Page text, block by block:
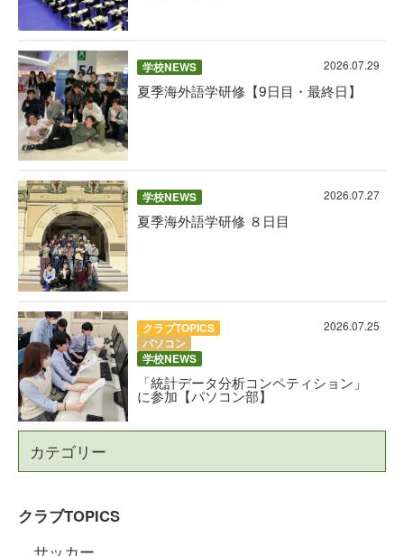
学校NEWS 2026.07.29
夏季海外語学研修【9日目・最終日】
学校NEWS 2026.07.27
夏季海外語学研修 ８日目
クラブTOPICS
パソコン
学校NEWS
2026.07.25
「統計データ分析コンペティション」
に参加【パソコン部】
カテゴリー
クラブTOPICS
サッカー